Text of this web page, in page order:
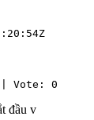
| Vote: 0
đầu v